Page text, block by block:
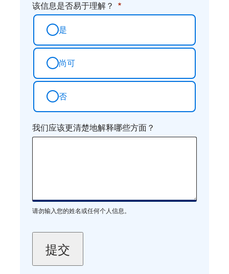
该信息是否易于理解？
是
尚可
否
我们应该更清楚地解释哪些方面？
请勿输入您的姓名或任何个人信息。